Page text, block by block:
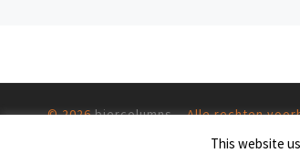
© 2026biercolumns– Alle rechten
– Ontworpen met de
This website